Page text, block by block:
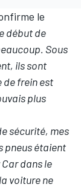
le
début de
Sous
ils sont
de frein est
plus
sécurité, mes
pneus étaient
dans le
voiture ne